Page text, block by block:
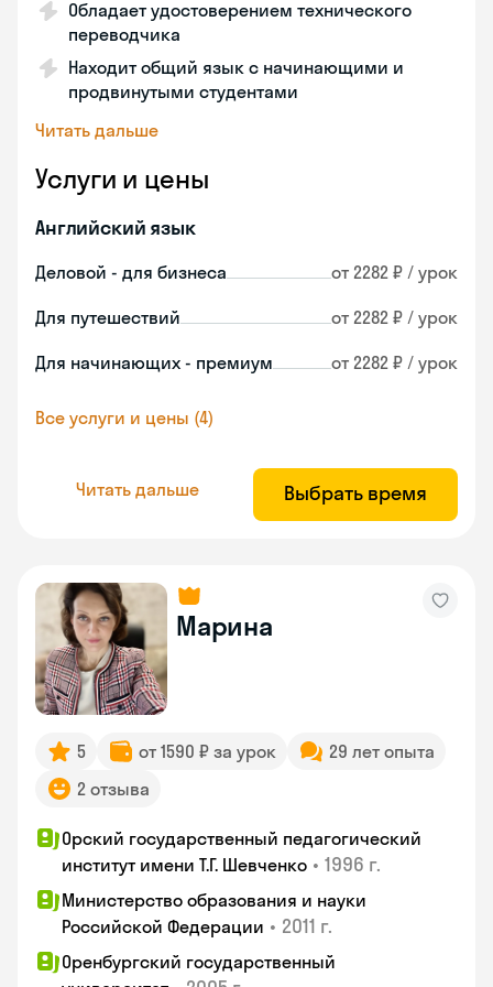
Обладает удостоверением технического
переводчика
Находит общий язык с начинающими и
продвинутыми студентами
Читать дальше
Услуги и цены
Английский язык
Деловой - для бизнеса от 2282 ₽ / урок
Для путешествий от 2282 ₽ / урок
Для начинающих - премиум от 2282 ₽ / урок
Все услуги и цены (4)
Читать дальше Выбрать время
Марина
5 от 1590 ₽ за урок
29 лет опыта
2 отзыва
Орский государственный педагогический
институт имени Т.Г. Шевченко • 1996 г.
Министерство образования и науки
Российской Федерации • 2011 г.
Оренбургский государственный